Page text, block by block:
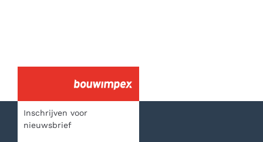
Inschrijven voor
nieuwsbrief